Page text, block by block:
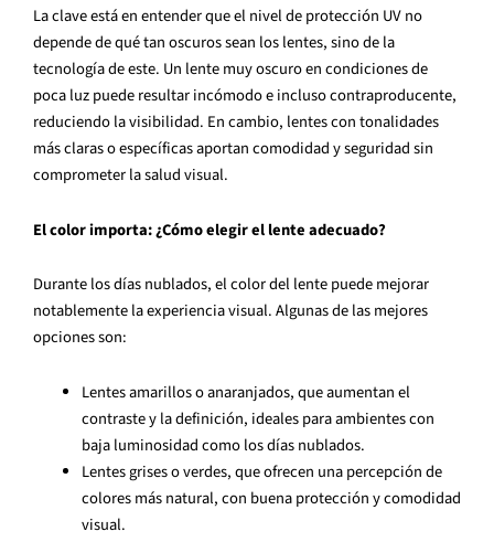
La clave está en entender que el nivel de protección UV no
depende de qué tan oscuros sean los lentes, sino de la
tecnología de este. Un lente muy oscuro en condiciones de
poca luz puede resultar incómodo e incluso contraproducente,
reduciendo la visibilidad. En cambio, lentes con tonalidades
más claras o específicas aportan comodidad y seguridad sin
comprometer la salud visual.
El color importa: ¿Cómo elegir el lente adecuado?
Durante los días nublados, el color del lente puede mejorar
notablemente la experiencia visual. Algunas de las mejores
opciones son:
Lentes amarillos o anaranjados, que aumentan el
contraste y la definición, ideales para ambientes con
baja luminosidad como los días nublados.
Lentes grises o verdes, que ofrecen una percepción de
colores más natural, con buena protección y comodidad
visual.